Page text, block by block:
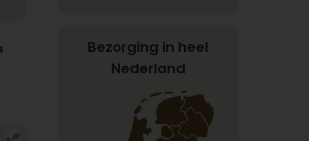
Bezorging in heel
Nederland